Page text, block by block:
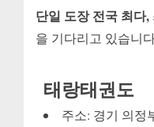
단일 도장 전국 최다,
을 기다리고 있습니
태랑태권도
주소: 경기 의정